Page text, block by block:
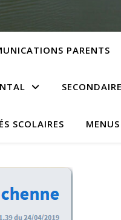
PARENTS
SECONDAIRE
SCOLAIRES